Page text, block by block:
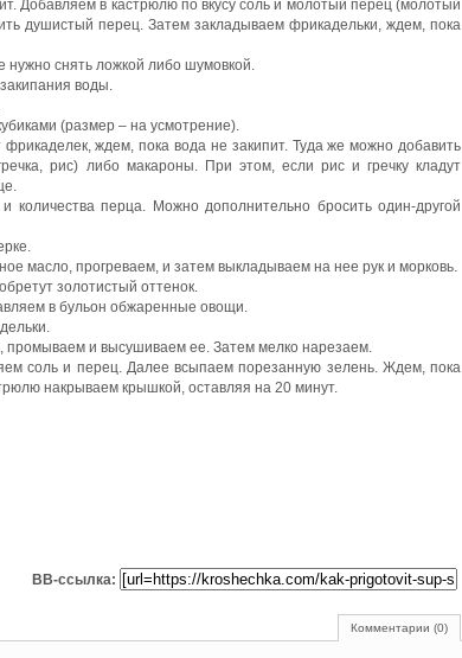
Добавляем в кастрюлю по вкусу соль и молотый перец (молотый
душистый перец. Затем закладываем фрикадельки, ждем, пока
снять ложкой либо шумовкой.
воды.
(размер – на усмотрение).
ждем, пока вода не закипит. Туда же можно добавить
рис) либо макароны. При этом, если рис и гречку кладут
перца. Можно дополнительно бросить один-другой
масло, прогреваем, и затем выкладываем на нее рук и морковь.
золотистый оттенок.
в бульон обжаренные овощи.
промываем и высушиваем ее. Затем мелко нарезаем.
соль и перец. Далее всыпаем порезанную зелень. Ждем, пока
накрываем крышкой, оставляя на 20 минут.
BB-ссылка:
Комментарии (0)